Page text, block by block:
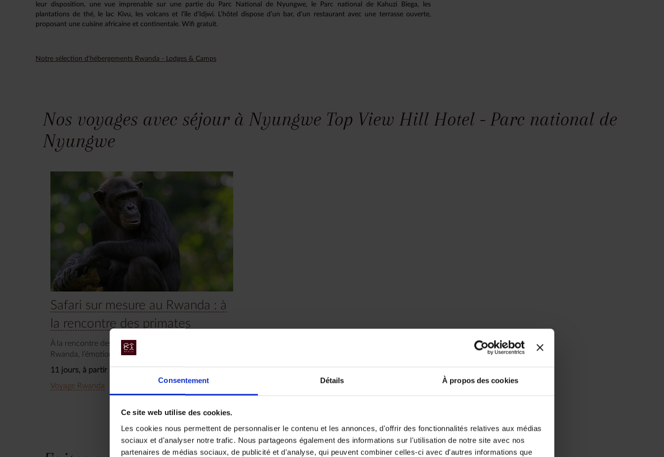
Consentement Détails À propos des cookies
Ce site web utilise des cookies.
Les cookies nous permettent de personnaliser le contenu et les annonces, d'offrir des fonctionnalités relatives aux médias
sociaux et d'analyser notre trafic. Nous partageons également des informations sur l'utilisation de notre site avec nos
partenaires de médias sociaux, de publicité et d'analyse, qui peuvent combiner celles-ci avec d'autres informations que
leur disposition, une vue imprenable sur une partie du Parc National de Nyungwe, le Parc national de Kahuzi Biega, les
plantations de thé, le lac Kivu, les volcans et l’île d’Idjwi. L’hôtel dispose d’un bar, d’un restaurant avec une terrasse ouverte,
proposant une cuisine africaine et continentale. Wifi gratuit.
Notre sélection d'hébergements Rwanda - Lodges & Camps
Nos voyages avec séjour à Nyungwe Top View Hill Hotel - Parc national de
Nyungwe
Safari sur mesure au Rwanda : à
la rencontre des primates
À la rencontre des gorilles et des chimpanzés du
Rwanda, l’émotion rare d’un voyage d’exception.
11 jours, à partir de 19 500 €
Voyage Rwanda
Safaris d'exception